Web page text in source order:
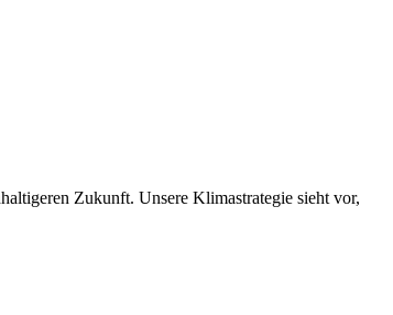
Zukunft. Unsere Klimastrategie sieht vor,